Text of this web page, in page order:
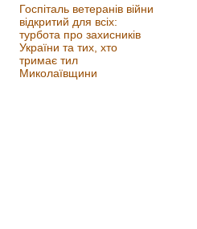
Госпіталь ветеранів війни
відкритий для всіх:
турбота про захисників
України та тих, хто
тримає тил
Миколаївщини